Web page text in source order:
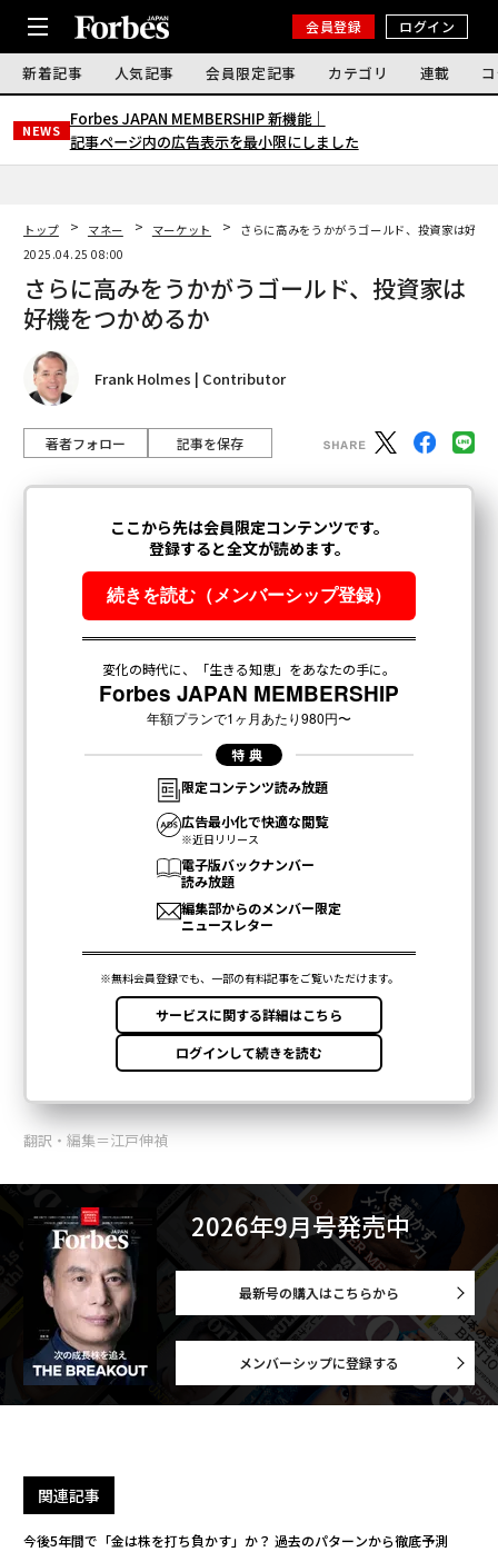
会員登録 ログイン
新着記事 人気記事 会員限定記事 カテゴリ 連載
NEWS
Forbes JAPAN MEMBERSHIP 新機能｜
記事ページ内の広告表示を最小限にしました
トップ マネー マーケット
さらに高みをうかがうゴールド、投資家は好機
2025.04.25 08:00
さらに高みをうかがうゴールド、投資家は
好機をつかめるか
Frank Holmes | Contributor
著者フォロー 記事を保存
翻訳・編集＝江戸伸禎
2026年9月号発売中
最新号の購入はこちらから
メンバーシップに登録する
関連記事
今後5年間で「金は株を打ち負かす」か？ 過去のパターンから徹底予測